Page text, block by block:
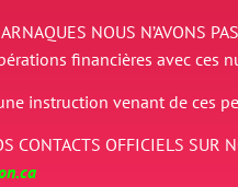
NOUS N’AVONS
financières avec ces
instruction venant de ces
CONTACTS OFFICIELS SUR